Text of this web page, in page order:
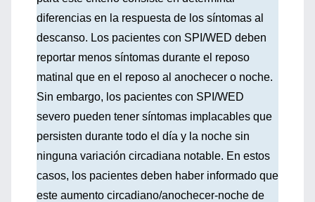
diferencias en la respuesta de los síntomas al
descanso. Los pacientes con SPI/WED deben
reportar menos síntomas durante el reposo
matinal que en el reposo al anochecer o noche.
Sin embargo, los pacientes con SPI/WED
severo pueden tener síntomas implacables que
persisten durante todo el día y la noche sin
ninguna variación circadiana notable. En estos
casos, los pacientes deben haber informado que
este aumento circadiano/anochecer-noche de